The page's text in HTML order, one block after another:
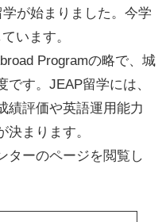
が始まりました。今学
います。
Programの略で、城
す。JEAP留学には、
績評価や英語運用能力
まります。
ターのページを閲覧し